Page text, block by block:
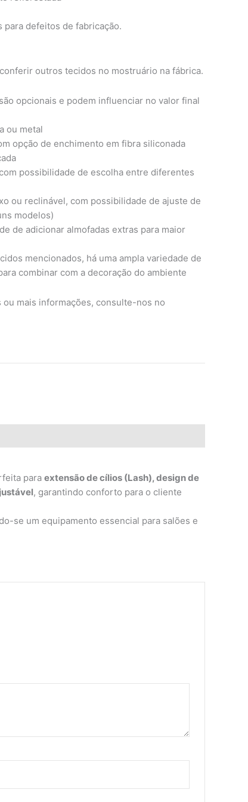
para defeitos de fabricação.
outros tecidos no mostruário na fábrica.
opcionais e podem influenciar no valor final
ou metal
opção de enchimento em fibra siliconada
possibilidade de escolha entre diferentes
ou reclinável, com possibilidade de ajuste de
modelos)
de adicionar almofadas extras para maior
mencionados, há uma ampla variedade de
combinar com a decoração do ambiente
ou mais informações, consulte-nos no
para extensão de cílios (Lash), design de
, garantindo conforto para o cliente
se um equipamento essencial para salões e